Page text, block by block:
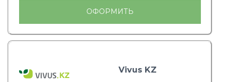
ОФОРМИТЬ
Vivus KZ